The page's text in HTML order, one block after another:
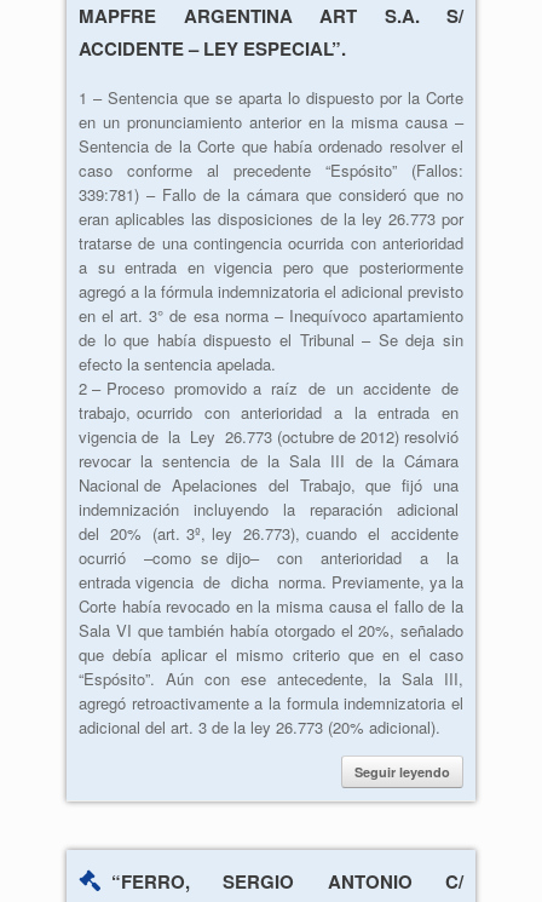
MAPFRE ARGENTINA ART S.A. S/
ACCIDENTE – LEY ESPECIAL”.
1 – Sentencia que se aparta lo dispuesto por la Corte
en un pronunciamiento anterior en la misma causa –
Sentencia de la Corte que había ordenado resolver el
caso conforme al precedente “Espósito” (Fallos:
339:781) – Fallo de la cámara que consideró que no
eran aplicables las disposiciones de la ley 26.773 por
tratarse de una contingencia ocurrida con anterioridad
a su entrada en vigencia pero que posteriormente
agregó a la fórmula indemnizatoria el adicional previsto
en el art. 3° de esa norma – Inequívoco apartamiento
de lo que había dispuesto el Tribunal – Se deja sin
efecto la sentencia apelada.
2 – Proceso promovido a raíz de un accidente de
trabajo, ocurrido con anterioridad a la entrada en
vigencia de la Ley 26.773 (octubre de 2012) resolvió
revocar la sentencia de la Sala III de la Cámara
Nacional de Apelaciones del Trabajo, que fijó una
indemnización incluyendo la reparación adicional
del 20% (art. 3º, ley 26.773), cuando el accidente
ocurrió –como se dijo– con anterioridad a la
entrada vigencia de dicha norma. Previamente, ya la
Corte había revocado en la misma causa el fallo de la
Sala VI que también había otorgado el 20%, señalado
que debía aplicar el mismo criterio que en el caso
“Espósito”. Aún con ese antecedente, la Sala III,
agregó retroactivamente a la formula indemnizatoria el
adicional del art. 3 de la ley 26.773 (20% adicional).
Seguir leyendo
“FERRO, SERGIO ANTONIO C/